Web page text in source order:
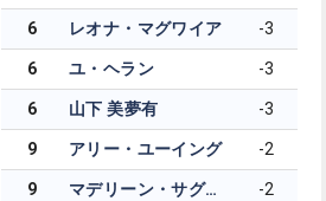
6 レオナ・マグワイア -3
6 ユ・ヘラン -3
6 山下 美夢有 -3
9 アリー・ユーイング -2
9 マデリーン・サグストロム -2